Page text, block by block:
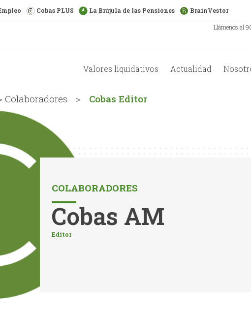
Cobas PLUS La Brújula de las Pensiones BrainVestor
Llámenos al
Valores liquidativos Actualidad
Colaboradores > Cobas Editor
COLABORADORES
Cobas AM
Editor